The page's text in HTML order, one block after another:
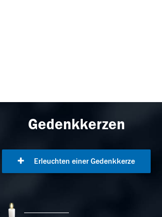
Gedenkkerzen
Erleuchten einer Gedenkkerze